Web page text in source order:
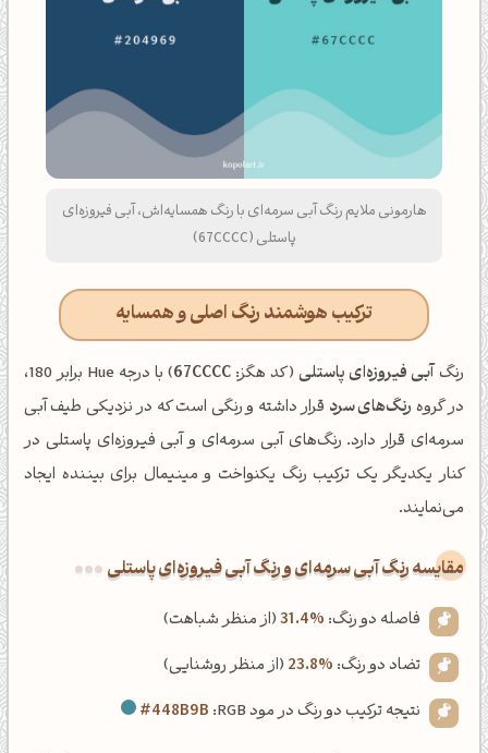
هارمونی ملایم رنگ آبی سرمه‌ای با رنگ همسایه‌اش، آبی فیروزه‌ای
پاستلی (67CCCC)
ترکیب هوشمند رنگ اصلی و همسایه
رنگآبی فیروزه‌ای پاستلی (کد هگز: 67CCCC
) با درجه Hue برابر 180،
در گروه رنگ‌های سرد قرار داشته و رنگی است که در نزدیکی طیف آبی
سرمه‌ای قرار دارد. رنگ‌های آبی سرمه‌ای و آبی فیروزه‌ای پاستلی در
کنار یکدیگر یک ترکیب رنگ یکنواخت و مینیمال برای بیننده ایجاد
می‌نمایند.
‌مقایسه رنگ آبی سرمه‌ای و رنگ آبی فیروزه‌ای پاستلی
فاصله دو رنگ: 31.4%(از منظر شباهت)
تضاد دو رنگ: 23.8% (از منظر روشنایی)
نتیجه ترکیب دو رنگ در مود RGB:
#448B9B